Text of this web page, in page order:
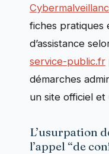
fiches pratiques
d’assistance
service-public.fr
démarches
un site officiel et
L’usurpation
l’appel “de